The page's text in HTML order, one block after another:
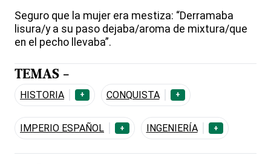
Seguro que la mujer era mestiza: “Derramaba
lisura/y a su paso dejaba/aroma de mixtura/que
en el pecho llevaba”.
TEMAS -
HISTORIA + CONQUISTA +
IMPERIO ESPAÑOL + INGENIERÍA +